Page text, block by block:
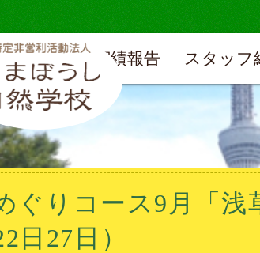
実績報告 スタッフ
ぐりコース9月「浅
日27日）